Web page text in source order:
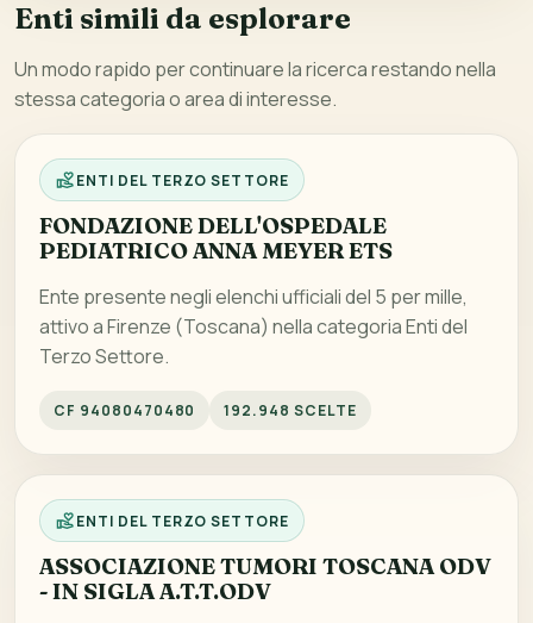
Enti simili da esplorare
Un modo rapido per continuare la ricerca restando nella
stessa categoria o area di interesse.
ENTI DEL TERZO SETTORE
FONDAZIONE DELL'OSPEDALE
PEDIATRICO ANNA MEYER ETS
Ente presente negli elenchi ufficiali del 5 per mille,
attivo a Firenze (Toscana) nella categoria Enti del
Terzo Settore.
CF 94080470480 192.948 SCELTE
ENTI DEL TERZO SETTORE
ASSOCIAZIONE TUMORI TOSCANA ODV
- IN SIGLA A.T.T.ODV